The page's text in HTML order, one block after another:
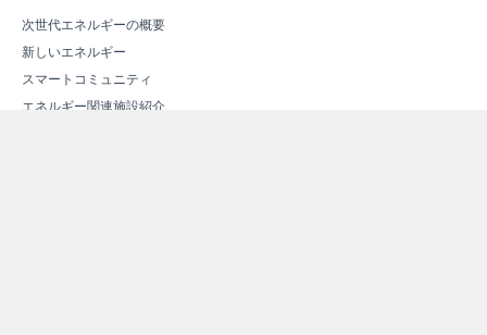
次世代エネルギーの概要
新しいエネルギー
スマートコミュニティ
エネルギー関連施設紹介